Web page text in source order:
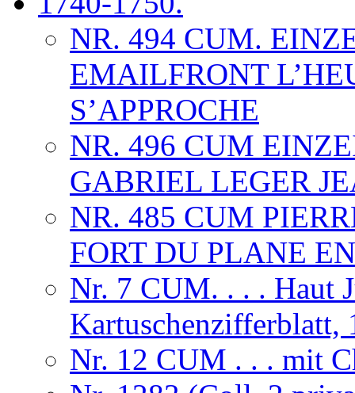
NR. 494 CUM.
EMAILFRONT
S’APPROCHE
NR. 496 CUM
GABRIEL LEGER
NR. 485 CUM
FORT DU PLANE
Nr. 7 CUM. . . . Haut
Kartuschenzifferblatt,
Nr. 12 CUM . . . mit